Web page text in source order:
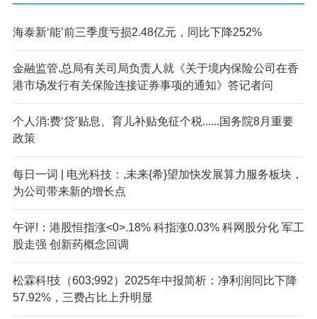
海泰新‘能’前三季度亏损2.48亿元，同比下降252%
金融监管.总局有关司局负责人就《关于境内保险公司在香
港市场发行有关保险连接证券事项的通知》答记者问
个人消:费‘贷’贴息、育儿补贴免征个税......国务院8月重要
政策
每日一词 | 电光科技：,未来{希}望加快发展算力服务板块，
为公司带来新的增长点
午评!：港股恒指涨<0>.18% 科指涨0.03% 科网股分化 军工
股走强 创新药概念回调
松霖科!技（603;992）2025年中报简析：净利润同比下降
57.92%，三费占比上升明显